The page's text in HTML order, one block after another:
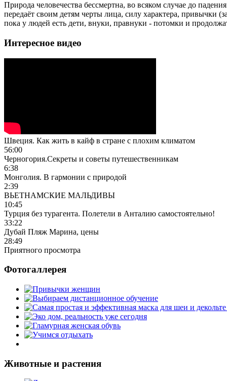
Природа человечества бессмертна, во всяком случае до
передаёт своим детям черты лица, силу характера, привычки
пока у людей есть дети, внуки, правнуки - потомки и
Интересное видео
Швеция. Как жить в кайф в стране с плохим климатом
56:00
Черногория.Секреты и советы путешественникам
6:38
Монголия. В гармонии с природой
2:39
ВЬЕТНАМСКИЕ МАЛЬДИВЫ
10:45
Турция без турагента. Полетели в Анталию самостоятельно!
33:22
Дубай Пляж Марина, цены
28:49
Приятного просмотра
Фотогаллерея
Животные и растения